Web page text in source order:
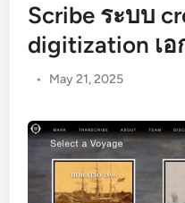
Scribe ระบบ
digitization เ
• May 21, 2025